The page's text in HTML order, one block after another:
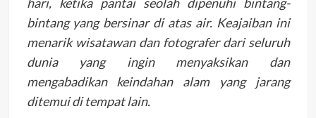
bintang yang bersinar di atas air. Keajaiban ini
menarik wisatawan dan fotografer dari seluruh
dunia yang ingin menyaksikan dan
mengabadikan keindahan alam yang jarang
ditemui di tempat lain.